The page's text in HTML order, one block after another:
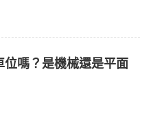
位嗎？是機械還是平面